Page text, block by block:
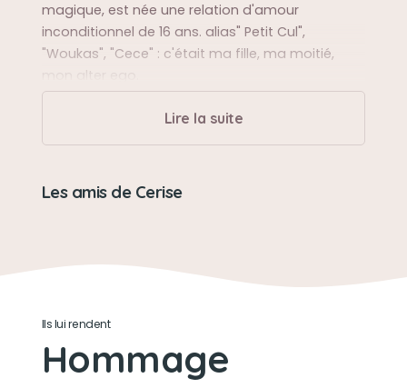
magique, est née une relation d'amour
inconditionnel de 16 ans. alias" Petit Cul",
"Woukas", "Cece" : c'était ma fille, ma moitié,
mon alter ego.
Sa balade préférée
vignes,
Piquer la nourriture de ses freres & soeurs
Son caractère
Gentille, Caline, très intelligente, elle ne parlait
pas mais c'est tout comme
Lire la suite
Les amis de Cerise
Ils lui rendent
Hommage